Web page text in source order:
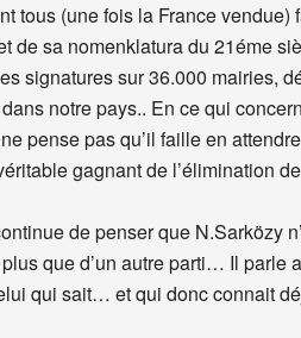
tous (une fois la France vendue)
de sa nomenklatura du 21éme
signatures sur 36.000 mairies,
notre pays.. En ce qui
pense pas qu’il faille en
gagnant de l’élimination
de penser que N.Sarközy
que d’un autre parti… Il parle
qui sait… et qui donc connait